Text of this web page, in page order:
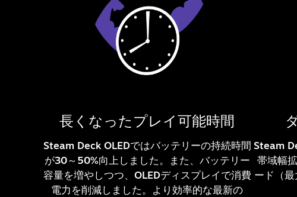
長くなったプレイ可能時間
Steam Deck OLEDではバッテリーの持続時間
が30～50%向上しました。また、バッテリー
容量を増やしつつ、OLEDディスプレイで消費
電力を削減しました。より効率的な最新の
Steam
帯域幅
ード（